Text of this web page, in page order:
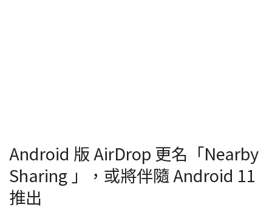
Android 版 AirDrop 更名「Nearby
Sharing 」，或將伴隨 Android 11
推出